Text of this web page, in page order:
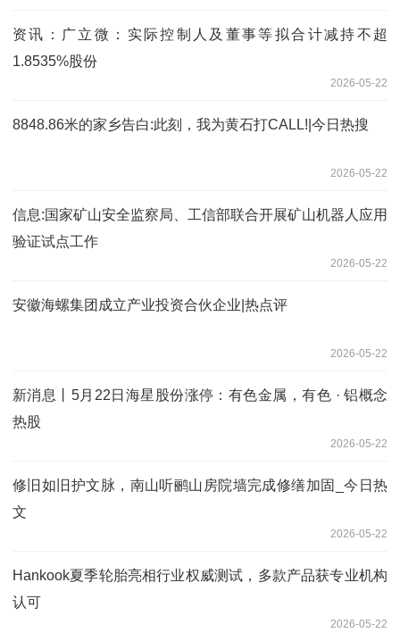
资讯：广立微：实际控制人及董事等拟合计减持不超
1.8535%股份
2026-05-22
8848.86米的家乡告白:此刻，我为黄石打CALL!|今日热搜
2026-05-22
信息:国家矿山安全监察局、工信部联合开展矿山机器人应用
验证试点工作
2026-05-22
安徽海螺集团成立产业投资合伙企业|热点评
2026-05-22
新消息丨5月22日海星股份涨停：有色金属，有色 · 铝概念
热股
2026-05-22
修旧如旧护文脉，南山听鹂山房院墙完成修缮加固_今日热
文
2026-05-22
Hankook夏季轮胎亮相行业权威测试，多款产品获专业机构
认可
2026-05-22